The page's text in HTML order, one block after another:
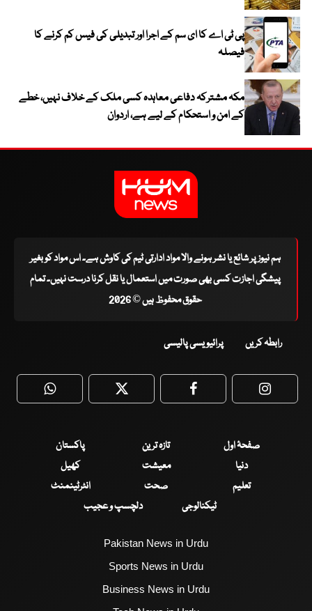
پی ٹی اے کا ای سم کے اجرا اور تبدیلی کی فیس کم کرنے کا
فیصلہ
مکہ مشترکہ دفاعی معاہدہ کسی ملک کے خلاف نہیں، خطے
کے امن و استحکام کے لیے ہے، اردوان
ہم نیوز پر شائع یا نشر ہونے والا مواد ادارتی ٹیم کی کاوش ہے۔ اس مواد کو بغیر
پیشگی اجازت کسی بھی صورت میں استعمال یا نقل کرنا درست نہیں۔ تمام
حقوق محفوظ ہیں © 2026
رابطہ کریں پرائیویسی پالیسی
WhatsApp Twitter Facebook
صفحۂ اول تازہ ترین
پاکستان
دنیا
معیشت
کھیل
تعلیم
صحت
انٹرٹینمنٹ
ٹیکنالوجی
دلچسپ و عجیب
Pakistan News in Urdu
Sports News in Urdu
Business News in Urdu